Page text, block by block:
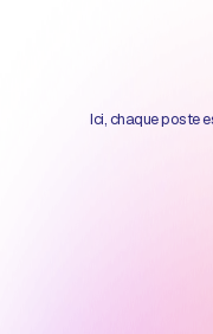
Ici, chaque poste